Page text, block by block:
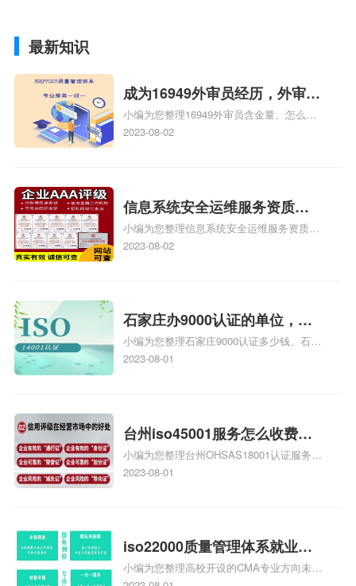
最新知识
成为16949外审员经历，外审员
16949
小编为您整理16949外审员含金量、怎么才
能成为注册的TS16949:2009的外审员、我
2023-08-02
信息系统安全运维服务资质二
级费用，信息系统安全运维服
务资质二级
小编为您整理信息系统安全运维服务资质认
证证书机构有哪些、安全运维服务资质的费
体系认证知识，详情可查看下方正文！
2023-08-02
石家庄办9000认证的单位，石
家庄9000认证的公司
小编为您整理石家庄9000认证多少钱、石家
庄9000认证价格多少钱、石家庄9000认证
2023-08-01
台州iso45001服务怎么收费，
台州iso45001认证服务怎么收
费
小编为您整理台州OHSAS18001认证服务中
心哪家收费便宜、台州ISO9000认证，哪个
标准是什么相关iso体系认证知识，详情可
查看下方正文！
2023-08-01
iso22000质量管理体系就业方
向，质量管理与认证就业方向
小编为您整理高校开设的CMA专业方向未来